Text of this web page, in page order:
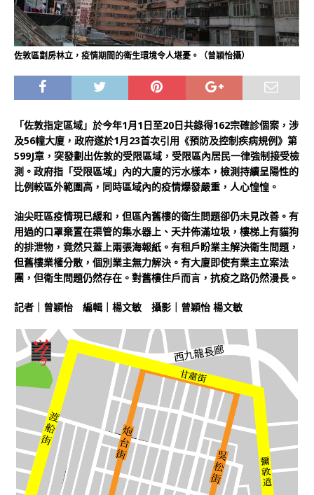
佐敦區劏房林立，疫情期間的衛生環境令人堪憂。（曾穎怡攝）
「佐敦指定區域」於今年1月1日至20日共錄得162宗確診個案，涉
及56幢大廈，政府遂於1月23首次引用《預防及控制疾病規例》第
599J章，突發劃出佐敦的受限區域，受限區內居民一律強制接受檢
測。政府指「受限區域」內的大廈的污水樣本，檢測持續呈陽性的
比例較區外範圍高，同時區域內的疫情爆發嚴重，人心惶惶。
油尖旺區疫情現已緩和，但區內舊樓的衛生問題卻仍未見改善。有
用過的口罩棄置在渠管的集水器上、天井佈滿垃圾，樓梯上有貓狗
的排泄物，竟然只蓋上兩張海報紙。有租戶盼業主解決衛生問題，
但舊樓業權分散，個別業主無力解決。有大廈即使有業主立案法
團，但衛生問題仍然存在。對舊樓住戶而言，抗疫之路仍然漫長。
記者｜曾穎怡 編輯｜楊文敏 攝影｜曾穎怡 楊文敏